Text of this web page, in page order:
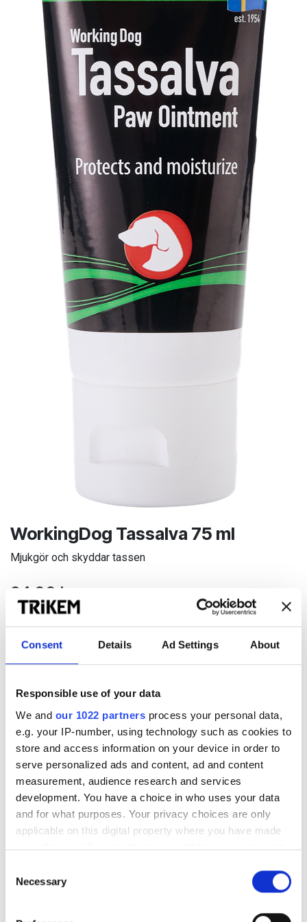
Consent Details Ad Settings About
Responsible use of your data
We and our 1022 partners process your personal data,
e.g. your IP-number, using technology such as cookies to
store and access information on your device in order to
serve personalized ads and content, ad and content
measurement, audience research and services
development. You have a choice in who uses your data
and for what purposes. Your privacy choices are only
applicable on this digital property where you have made
your choices. You can change or withdraw your consent
the Privacy trigger icon.
Selection
Necessary
WorkingDog Tassalva 75 ml
Mjukgör och skyddar tassen
94,00 kr
Lägg till önskelista
Frakt tillkommer (Fri frakt inom Sverige vid köp över
500 SEK)
Eventuella rabatter dras vid utcheckning
Vårdar och skyddar hundens